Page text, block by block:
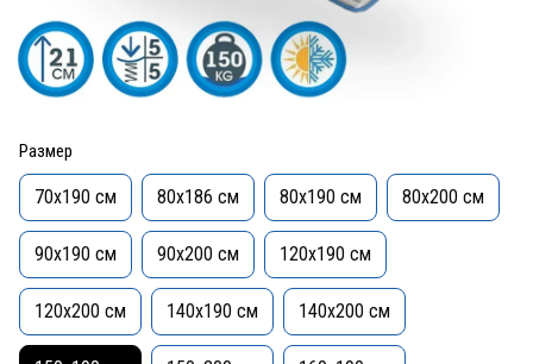
Размер
70x190 см 80x186 см 80x190 см 80x200 см
90x190 см 90x200 см 120x190 см
120x200 см 140x190 см 140x200 см